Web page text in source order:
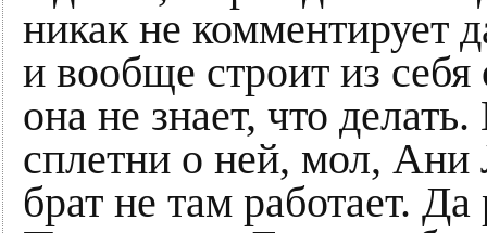
никак не
и вообще строит из
она не знает, что
сплетни о ней, мол, Ани
брат не там работает. Да